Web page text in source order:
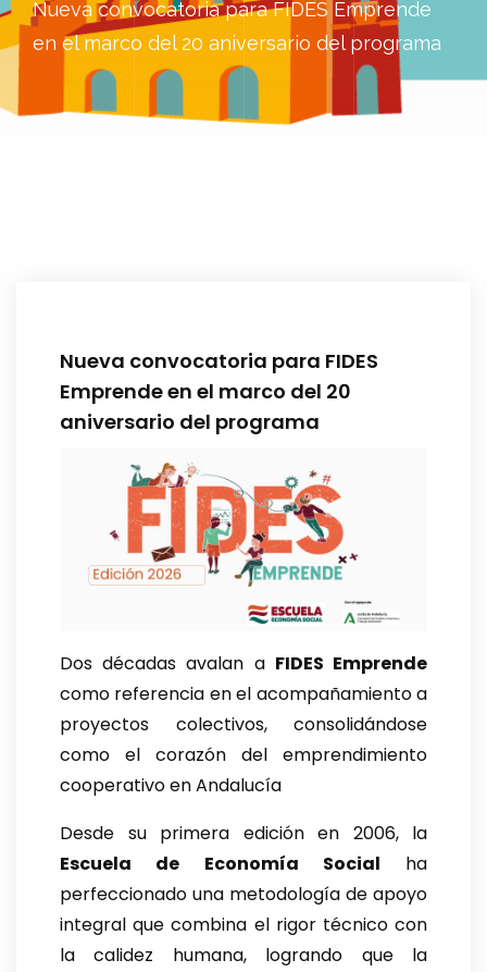
Nueva convocatoria para FIDES Emprende
en el marco del 20 aniversario del programa
Nueva convocatoria para FIDES
Emprende en el marco del 20
aniversario del programa
Dos décadas avalan a FIDES Emprende
como referencia en el acompañamiento a
proyectos colectivos, consolidándose
como el corazón del emprendimiento
cooperativo en Andalucía
Desde su primera edición en 2006, la
Escuela de Economía Social ha
perfeccionado una metodología de apoyo
integral que combina el rigor técnico con
la calidez humana, logrando que la